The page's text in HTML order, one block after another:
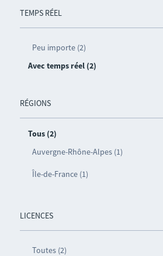
TEMPS RÉEL
Peu importe (2)
Avec temps réel (2)
RÉGIONS
Tous (2)
Auvergne-Rhône-Alpes (1)
Île-de-France (1)
LICENCES
Toutes (2)